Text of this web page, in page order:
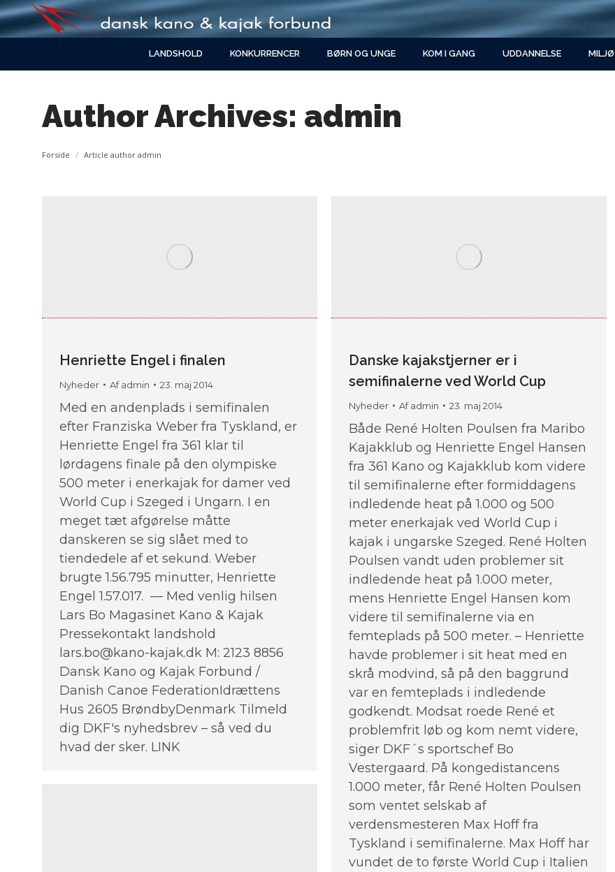
LANDSHOLD KONKURRENCER BØRN OG UNGE KOM I GANG UDDANNELSE MILJØ
Author Archives: admin
You are here:
Forside Article author admin
Henriette Engel i finalen
Nyheder Afadmin 23. maj 2014
Med en andenplads i semifinalen
efter Franziska Weber fra Tyskland, er
Henriette Engel fra 361 klar til
lørdagens finale på den olympiske
500 meter i enerkajak for damer ved
World Cup i Szeged i Ungarn. I en
meget tæt afgørelse måtte
danskeren se sig slået med to
tiendedele af et sekund. Weber
brugte 1.56.795 minutter, Henriette
Engel 1.57.017. — Med venlig hilsen
Lars Bo Magasinet Kano & Kajak
Pressekontakt landshold
lars.bo@kano-kajak.dk M: 2123 8856
Dansk Kano og Kajak Forbund /
Danish Canoe FederationIdrættens
Hus 2605 BrøndbyDenmark Tilmeld
dig DKF's nyhedsbrev – så ved du
hvad der sker. LINK
Danske kajakstjerner er i
semifinalerne ved World Cup
Nyheder Afadmin 23. maj 2014
Både René Holten Poulsen fra Maribo
Kajakklub og Henriette Engel Hansen
fra 361 Kano og Kajakklub kom videre
til semifinalerne efter formiddagens
indledende heat på 1.000 og 500
meter enerkajak ved World Cup i
kajak i ungarske Szeged. René Holten
Poulsen vandt uden problemer sit
indledende heat på 1.000 meter,
mens Henriette Engel Hansen kom
videre til semifinalerne via en
femteplads på 500 meter. – Henriette
havde problemer i sit heat med en
skrå modvind, så på den baggrund
var en femteplads i indledende
godkendt. Modsat roede René et
problemfrit løb og kom nemt videre,
siger DKF´s sportschef Bo
Vestergaard. På kongedistancens
1.000 meter, får René Holten Poulsen
som ventet selskab af
verdensmesteren Max Hoff fra
Tyskland i semifinalerne. Max Hoff har
vundet de to første World Cup i Italien